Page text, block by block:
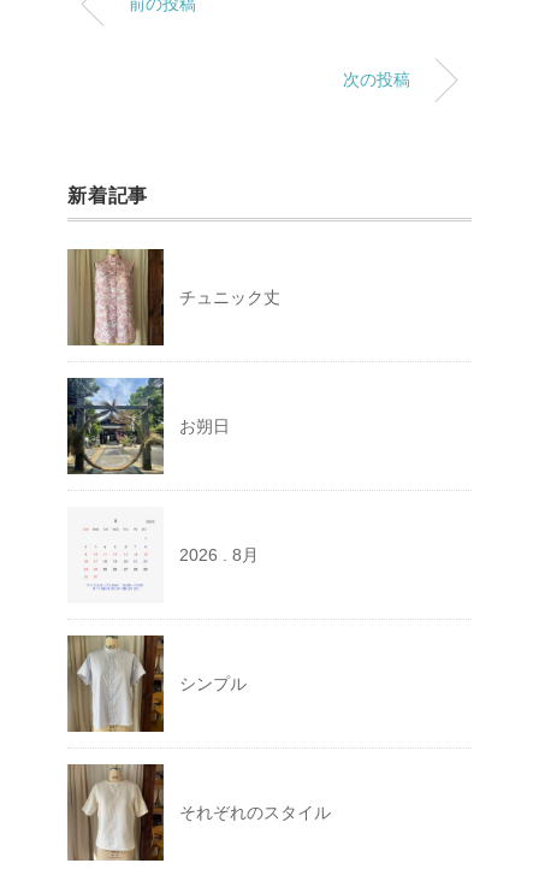
次の投稿
新着記事
チュニック丈
お朔日
2026 . 8月
シンプル
それぞれのスタイル